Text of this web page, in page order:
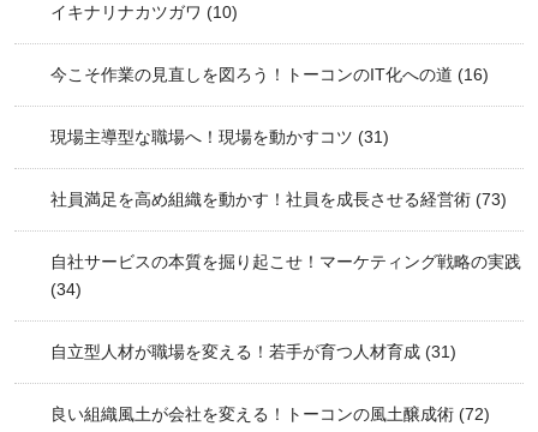
イキナリナカツガワ (10)
今こそ作業の見直しを図ろう！トーコンのIT化への道 (16)
現場主導型な職場へ！現場を動かすコツ (31)
社員満足を高め組織を動かす！社員を成長させる経営術 (73)
自社サービスの本質を掘り起こせ！マーケティング戦略の実践
(34)
自立型人材が職場を変える！若手が育つ人材育成 (31)
良い組織風土が会社を変える！トーコンの風土醸成術 (72)